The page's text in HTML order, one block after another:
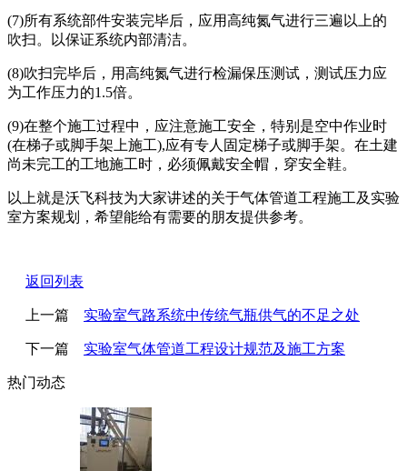
(7)所有系统部件安装完毕后，应用高纯氮气进行三遍以上的
吹扫。以保证系统内部清洁。
(8)吹扫完毕后，用高纯氮气进行检漏保压测试，测试压力应
为工作压力的1.5倍。
(9)在整个施工过程中，应注意施工安全，特别是空中作业时
(在梯子或脚手架上施工),应有专人固定梯子或脚手架。在土建
尚未完工的工地施工时，必须佩戴安全帽，穿安全鞋。
以上就是沃飞科技为大家讲述的关于气体管道工程施工及实验
室方案规划，希望能给有需要的朋友提供参考。
返回列表
上一篇 实验室气路系统中传统气瓶供气的不足之处
下一篇 实验室气体管道工程设计规范及施工方案
热门动态